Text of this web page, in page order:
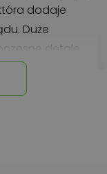
dodaje
Duże
detale
dla